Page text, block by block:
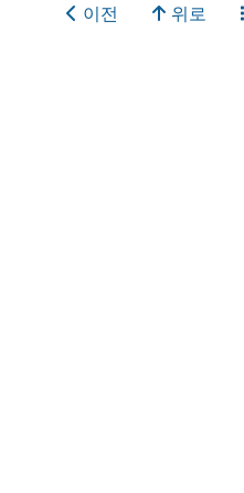
이전 위로